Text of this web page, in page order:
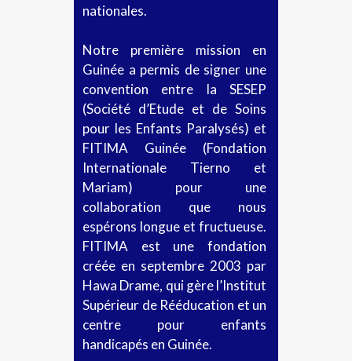
nationales.
Notre première mission en
Guinée a permis de signer une
convention entre la SESEP
(Société d’Etude et de Soins
pour les Enfants Paralysés) et
FITIMA Guinée (Fondation
Internationale Tierno et
Mariam) pour une
collaboration que nous
espérons longue et fructueuse.
FITIMA est une fondation
créée en septembre 2003 par
Hawa Drame, qui gère l’Institut
Supérieur de Rééducation et un
centre pour enfants
handicapés en Guinée.